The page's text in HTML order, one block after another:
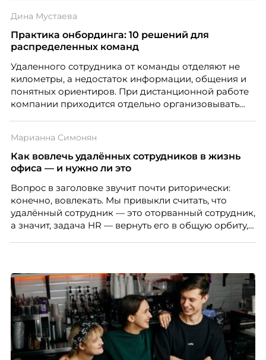
значит – сокращает доходы бизнеса.
Дина Мустаева
Практика онбординга: 10 решений для
распределенных команд
Удаленного сотрудника от команды отделяют не
километры, а недостаток информации, общения и
понятных ориентиров. При дистанционной работе
компании приходится отдельно организовывать
по работе с персоналом Инфомаксимум,
рассказывает, как выстроить адаптацию
распределенной команды без лишнего контроля и
Марианна Симонян
Как вовлечь удалённых сотрудников в жизнь
офиса — и нужно ли это
Вопрос в заголовке звучит почти риторически:
конечно, вовлекать. Мы привыкли считать, что
удалённый сотрудник — это оторванный сотрудник,
а значит, задача HR — вернуть его в общую орбиту,
факте: данные говорят ровно обратное тому, что
подсказывает интуиция. Автор свежего выпуска
Марианна Симонян — HR Tech лидер, эксперт по
People Analytics, приглашённый лектор НИУ ВШЭ и
МИФИ, автор книги «Дао женской карьеры».